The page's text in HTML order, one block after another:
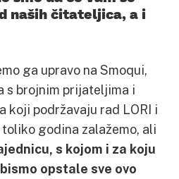
naših čitateljica, a i
ga upravo na Smoqui,
s brojnim prijateljima i
koji podržavaju rad LORI i
godina zalažemo, ali
s kojom i za koju
opstale sve ovo